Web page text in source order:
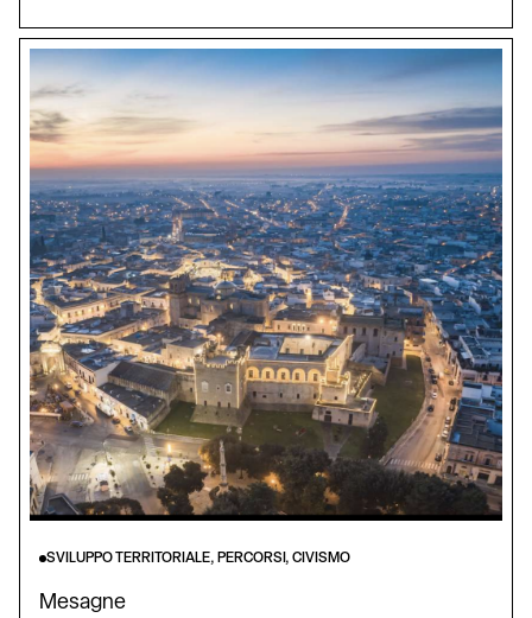
SVILUPPO TERRITORIALE, PERCORSI, CIVISMO
Mesagne